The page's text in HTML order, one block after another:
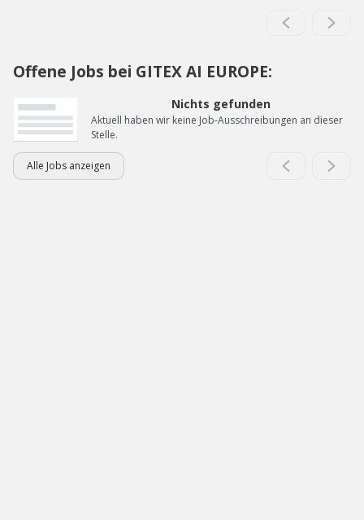
Offene Jobs bei GITEX AI EUROPE:
Nichts gefunden
Aktuell haben wir keine Job-Ausschreibungen an dieser
Stelle.
Alle Jobs anzeigen